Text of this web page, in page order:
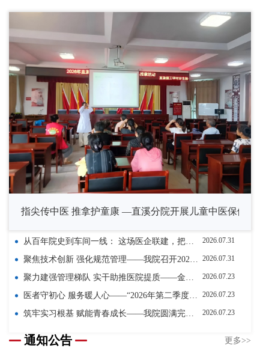
指尖传中医 推拿护童康 —直溪分院开展儿童中医保健科普
从百年院史到车间一线： 这场医企联建，把传承写进实干里 2026.07.31
聚焦技术创新 强化规范管理——我院召开2026年二季度医疗技术管理委员会会议 2026.07.31
聚力建强管理梯队 实干助推医院提质——金坛第一人民医院顺利完成第二批临床医技中层干部竞聘选拔工作 2026.07.23
医者守初心 服务暖人心——“2026年第二季度服务之星”风采展示 2026.07.23
筑牢实习根基 赋能青春成长——我院圆满完成2026年实习生岗前培训工作 2026.07.23
通知公告 更多>>